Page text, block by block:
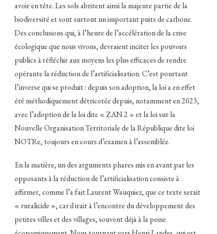
avoir en tête. Les sols abritent ainsi la majeure partie de la
biodiversité et sont surtout un important puits de carbone.
Des conclusions qui, à l’heure de l’accélération de la crise
écologique que nous vivons, devraient inciter les pouvoirs
publics à réfléchir aux moyens les plus efficaces de rendre
opérante la réduction de l’artificialisation. C’est pourtant
l’inverse qui se produit : depuis son adoption, la loi a en effet
été méthodiquement détricotée depuis, notamment en 2023,
avec l’adoption de la loi dite « ZAN 2 » et la loi sur la
Nouvelle Organisation Territoriale de la République dite loi
NOTRe, toujours en cours d’examen à l’assemblée.
En la matière, un des arguments phares mis en avant par les
opposants à la réduction de l’artificialisation consiste à
affirmer, comme l’a fait Laurent Wauquiez, que ce texte serait
« ruralicide », car il irait à l’encontre du développement des
petites villes et des villages, souvent déjà à la peine